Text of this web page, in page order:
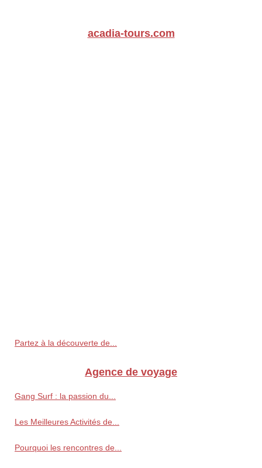
acadia-tours.com
Partez à la découverte de...
Agence de voyage
Gang Surf : la passion du...
Les Meilleures Activités de...
Pourquoi les rencontres de...